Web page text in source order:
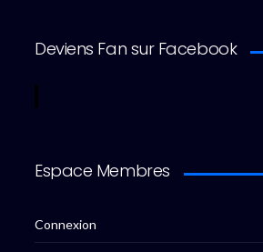
Deviens Fan sur Facebook
Espace Membres
Connexion